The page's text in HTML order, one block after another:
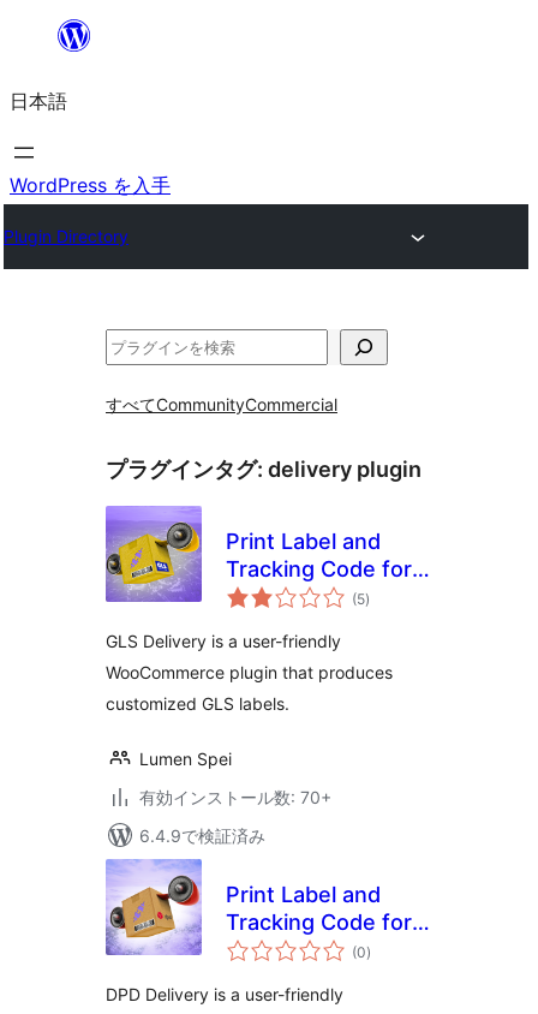
を
ス
キ
プ
日本語
WordPress を入手
Plugin Directory
検
すべてCommunityCommercial
プラグインタグ: delivery plugin
Print Label and
Tracking Code for
GLS
(5個
の)
GLS Delivery is a user-friendly
WooCommerce plugin that produces
customized GLS labels.
Lumen Spei
有効インストール数: 70+
6.4.9で検証済み
Print Label and
Tracking Code for
DPD
(0個
の)
DPD Delivery is a user-friendly